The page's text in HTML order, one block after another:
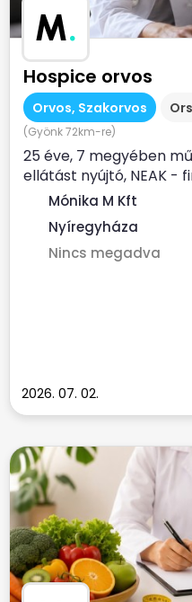
M.
Hospice orvos
Orvos, Szakorvos
(Gyönk 72km-re)
25 éve, 7 megyében
ellátást nyújtó, NEAK -
szolgálat...
Mónika M Kft
Nyíregyháza
Nincs megadva
2026. 07. 02.